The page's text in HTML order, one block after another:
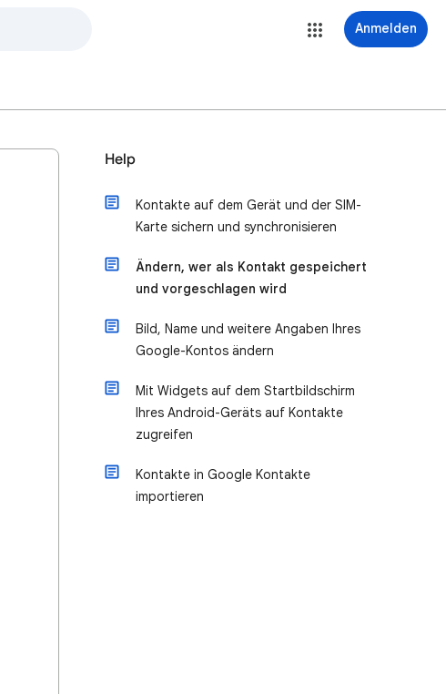
Anmelden
Help
Kontakte auf dem Gerät und der SIM-
Karte sichern und synchronisieren
Ändern, wer als Kontakt gespeichert
und vorgeschlagen wird
Bild, Name und weitere Angaben Ihres
Google-Kontos ändern
Mit Widgets auf dem Startbildschirm
Ihres Android-Geräts auf Kontakte
zugreifen
Kontakte in Google Kontakte
importieren